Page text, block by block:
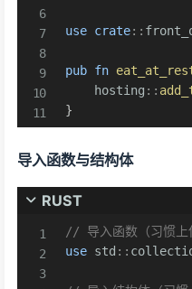
use crate::
pub fn
hosting ::
}
导入函数与结构体
RUST
// 导入函数（习惯上
use std ::